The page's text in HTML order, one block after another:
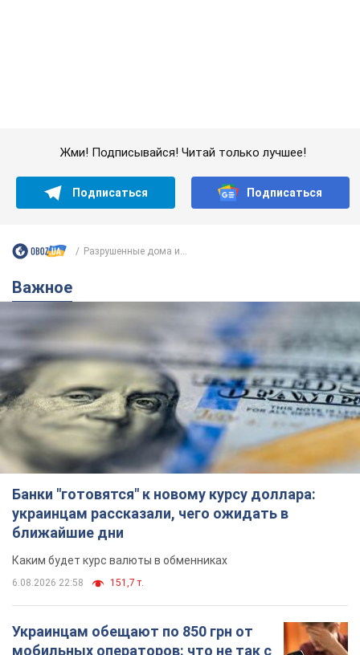
Банки "готовятся" к новому курсу доллара:
украинцам рассказали, чего ожидать в
ближайшие дни
Каким будет курс валюты в обменниках
6.08.2026 22:58 151,7 т.
Украинцам обещают по 850 грн от
мобильных операторов: что не так с
этими сообщениями
Как не попасть в ловушку мошенников
6.08.2026 21:02 16,5 т.
Самый дорогой футболист
"Динамо" забил "Карабаху" уже на
10-й минуте матча. Видео